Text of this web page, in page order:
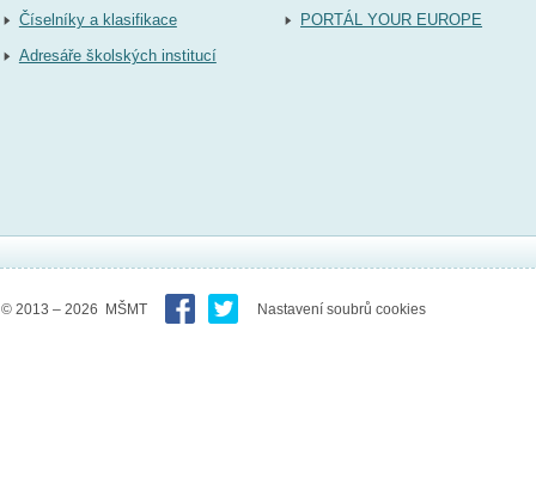
Číselníky a klasifikace
Adresáře školských institucí
PORTÁL YOUR EUROPE
© 2013 – 2026 MŠMT Nastavení soubrů cookies